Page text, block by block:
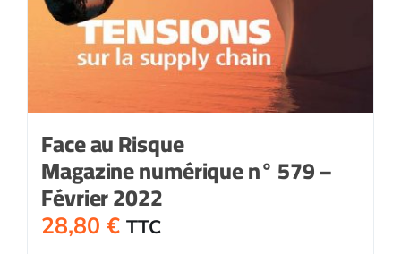
Face au Risque
Magazine numérique n° 579 –
Février 2022
28,80 € TTC